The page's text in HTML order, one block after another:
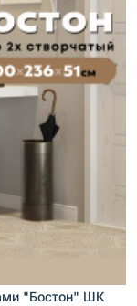
"Бостон" ШК